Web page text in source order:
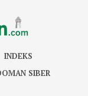
INDEKS
SIBER